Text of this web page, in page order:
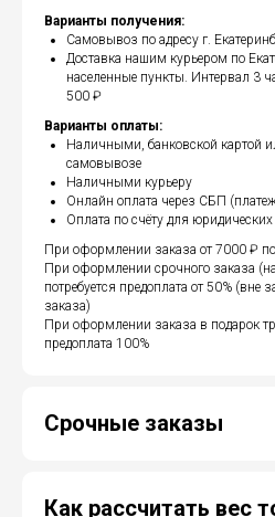
Варианты получения:
Самовывоз по адресу г.
Доставка нашим курьером по
населенные пункты. Интервал 3
500 ₽
Варианты оплаты:
Наличными, банковской картой
самовывозе
Наличными курьеру
Онлайн оплата через СБП
Оплата по счёту для
При оформлении заказа от 7000 ₽
При оформлении срочного заказа
потребуется предоплата от 50% (вне
заказа)
При оформлении заказа в подарок
предоплата 100%
Срочные заказы
Как рассчитать вес